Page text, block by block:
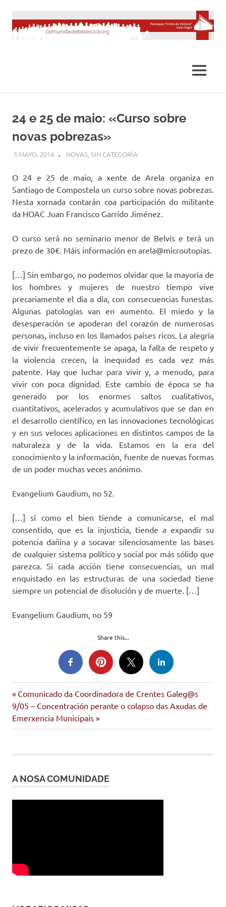
contenido
MENÚ
24 e 25 de maio: «Curso sobre
novas pobrezas»
5 MAYO, 2014 DESARROLLO
NOVAS,SIN CATEGORÍA
O 24 e 25 de maio, a xente de Arela organiza en
Santiago de Compostela un curso sobre novas pobrezas.
Nesta xornada contarán coa participación do militante
da HOAC Juan Francisco Garrido Jiménez.
O curso será no seminario menor de Belvís e terá un
prezo de 30€. Máis información en arela@microutopias.
[…] Sin embargo, no podemos olvidar que la mayoría de
los hombres y mujeres de nuestro tiempo vive
precariamente el día a día, con consecuencias funestas.
Algunas patologías van en aumento. El miedo y la
desesperación se apoderan del corazón de numerosas
personas, incluso en los llamados países ricos. La alegría
de vivir frecuentemente se apaga, la falta de respeto y
la violencia crecen, la inequidad es cada vez más
patente. Hay que luchar para vivir y, a menudo, para
vivir con poca dignidad. Este cambio de época se ha
generado por los enormes saltos cualitativos,
cuantitativos, acelerados y acumulativos que se dan en
el desarrollo científico, en las innovaciones tecnológicas
y en sus veloces aplicaciones en distintos campos de la
naturaleza y de la vida. Estamos en la era del
conocimiento y la información, fuente de nuevas formas
de un poder muchas veces anónimo.
Evangelium Gaudium, no 52.
[…] sí como el bien tiende a comunicarse, el mal
consentido, que es la injusticia, tiende a expandir su
potencia dañina y a socavar silenciosamente las bases
de cualquier sistema político y social por más sólido que
parezca. Si cada acción tiene consecuencias, un mal
enquistado en las estructuras de una sociedad tiene
siempre un potencial de disolución y de muerte. […]
Evangelium Gaudium, no 59
Share this...
pobreza
Navegación
de
Entrada
anterior:
Comunicado da Coordinadora de Crentes Galeg@s
Siguiente
entrada:
9/05 – Concentración perante o colapso das Axudas de
Emerxencia Municipais
A NOSA COMUNIDADE